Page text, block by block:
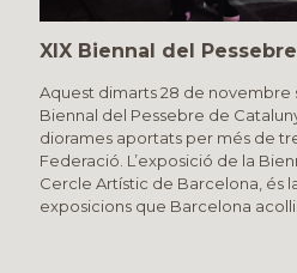
XIX Biennal del Pessebre
Aquest dimarts 28 de novembre
Biennal del Pessebre de
diorames aportats per més de
Federació. L’exposició de la
Cercle Artístic de Barcelona, és
exposicions que Barcelona